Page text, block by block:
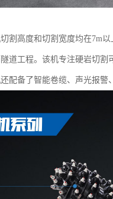
割高度和切割宽度均在7m
道工程。该机专注硬岩切
配备了智能卷缆、声光报警